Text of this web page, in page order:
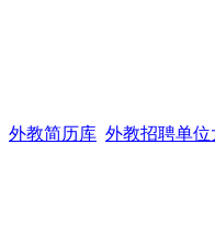
外教简历库 外教招聘单位